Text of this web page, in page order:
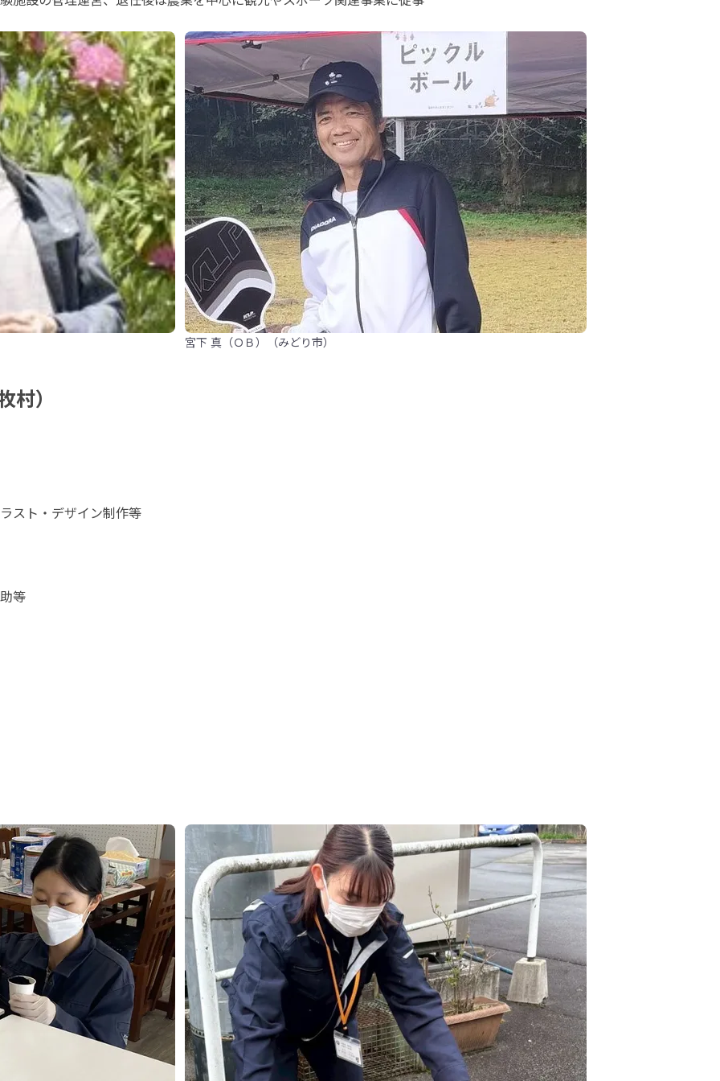
宮下 真（ＯＢ）（みどり市）
者（南牧村）
スト・デザイン制作等
等